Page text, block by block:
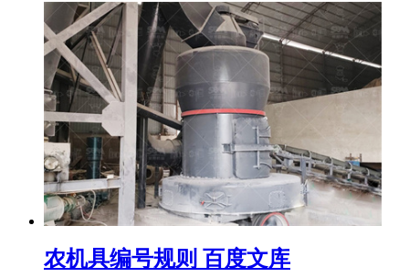
农机具编号规则 百度文库